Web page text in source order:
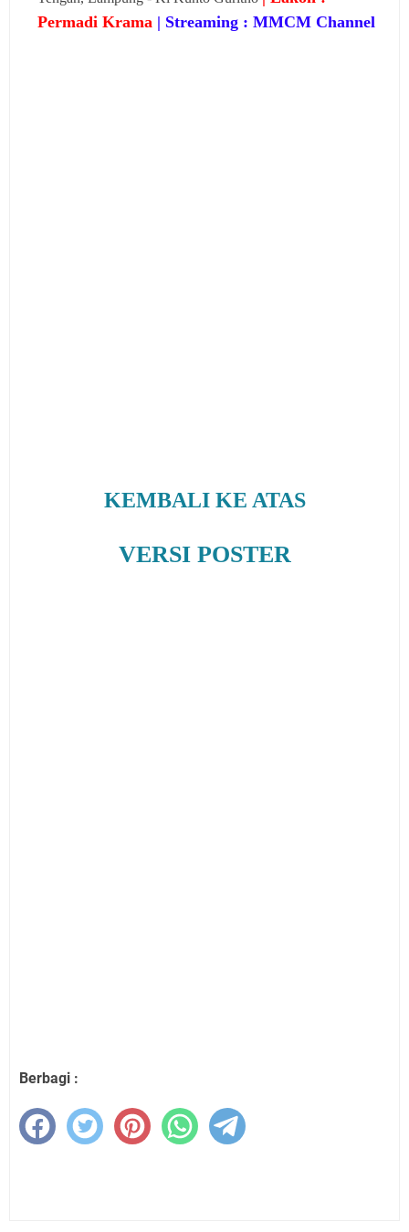
Permadi Krama | Streaming : MMCM Channel
KEMBALI KE ATAS
VERSI POSTER
Berbagi :